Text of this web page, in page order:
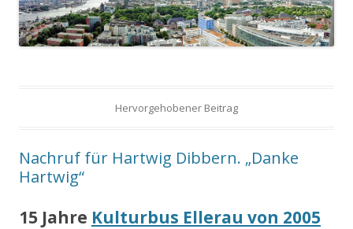
Hervorgehobener Beitrag
Nachruf für Hartwig Dibbern. „Danke
Hartwig“
15 Jahre Kulturbus Ellerau von 2005